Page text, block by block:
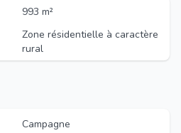
993 m²
Zone résidentielle à caractère
rural
Campagne